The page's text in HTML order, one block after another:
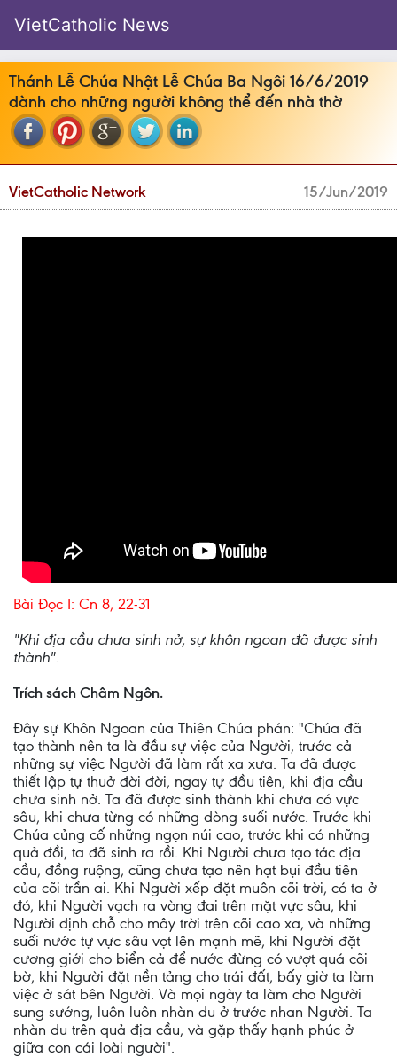
VietCatholic News
Thánh Lễ Chúa Nhật Lễ Chúa Ba Ngôi 16/6/2019
dành cho những người không thể đến nhà thờ
VietCatholic Network 15/Jun/2019
Bài Ðọc I: Cn 8, 22-31
"Khi địa cầu chưa sinh nở, sự khôn ngoan đã được sinh
thành".
Trích sách Châm Ngôn.
Ðây sự Khôn Ngoan của Thiên Chúa phán: "Chúa đã
tạo thành nên ta là đầu sự việc của Người, trước cả
những sự việc Người đã làm rất xa xưa. Ta đã được
thiết lập tự thuở đời đời, ngay tự đầu tiên, khi địa cầu
chưa sinh nở. Ta đã được sinh thành khi chưa có vực
sâu, khi chưa từng có những dòng suối nước. Trước khi
Chúa củng cố những ngọn núi cao, trước khi có những
quả đồi, ta đã sinh ra rồi. Khi Người chưa tạo tác địa
cầu, đồng ruộng, cũng chưa tạo nên hạt bụi đầu tiên
của cõi trần ai. Khi Người xếp đặt muôn cõi trời, có ta ở
đó, khi Người vạch ra vòng đai trên mặt vực sâu, khi
Người định chỗ cho mây trời trên cõi cao xa, và những
suối nước tự vực sâu vọt lên mạnh mẽ, khi Người đặt
cương giới cho biển cả để nước đừng có vượt quá cõi
bờ, khi Người đặt nền tảng cho trái đất, bấy giờ ta làm
việc ở sát bên Người. Và mọi ngày ta làm cho Người
sung sướng, luôn luôn nhàn du ở trước nhan Người. Ta
nhàn du trên quả địa cầu, và gặp thấy hạnh phúc ở
giữa con cái loài người".